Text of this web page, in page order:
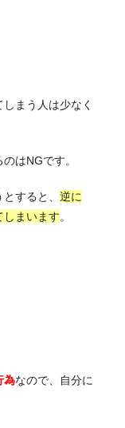
まう人は少なく
はNGです。
すると、 逆に
しまいます。
為なので、自分に